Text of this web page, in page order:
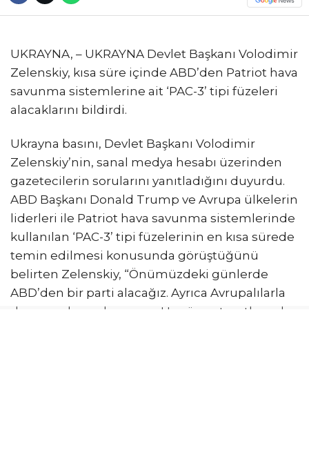
UKRAYNA, – UKRAYNA Devlet Başkanı Volodimir
Zelenskiy, kısa süre içinde ABD’den Patriot hava
savunma sistemlerine ait ‘PAC-3’ tipi füzeleri
alacaklarını bildirdi.
Ukrayna basını, Devlet Başkanı Volodimir
Zelenskiy’nin, sanal medya hesabı üzerinden
gazetecilerin sorularını yanıtladığını duyurdu.
ABD Başkanı Donald Trump ve Avrupa ülkelerin
liderleri ile Patriot hava savunma sistemlerinde
kullanılan ‘PAC-3’ tipi füzelerinin en kısa sürede
temin edilmesi konusunda görüştüğünü
belirten Zelenskiy, “Önümüzdeki günlerde
ABD’den bir parti alacağız. Ayrıca Avrupalılarla
da ayrı anlaşmalarım var. Henüz net şartlar yok